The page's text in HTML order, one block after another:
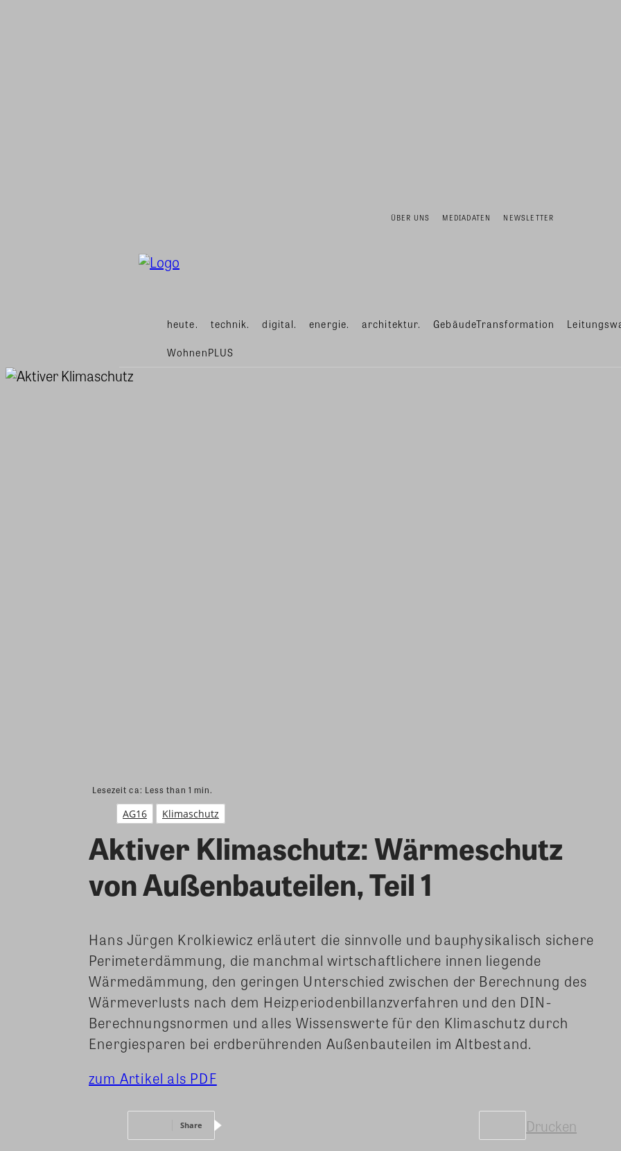
ÜBER UNS MEDIADATEN NEWSLETTER
heute. technik. digital. energie. architektur. GebäudeTransformation
WohnenPLUS
Lesezeit ca: Less than 1 min.
AG16 Klimaschutz
Aktiver Klimaschutz: Wärmeschutz
von Außenbauteilen, Teil 1
Hans Jürgen Krolkiewicz erläutert die sinnvolle und bauphysikalisch sichere
Perimeterdämmung, die manchmal wirtschaftlichere innen liegende
Wärmedämmung, den geringen Unterschied zwischen der Berechnung des
Wärmeverlusts nach dem Heizperiodenbillanzverfahren und den DIN-
Berechnungsnormen und alles Wissenswerte für den Klimaschutz durch
Energiesparen bei erdberührenden Außenbauteilen im Altbestand.
zum Artikel als PDF
Share Drucken